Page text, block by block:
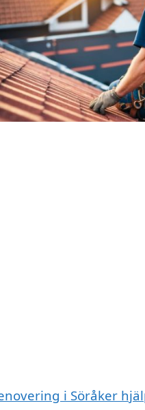
i Söråker